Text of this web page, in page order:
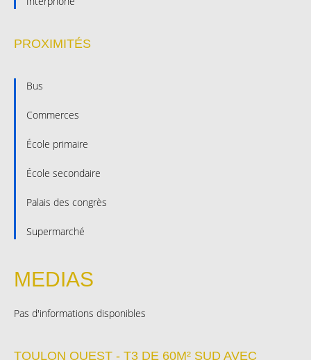
PROXIMITÉS
Bus
Commerces
École primaire
École secondaire
Palais des congrès
Supermarché
MEDIAS
Pas d'informations disponibles
TOULON OUEST - T3 DE 60M² SUD AVEC